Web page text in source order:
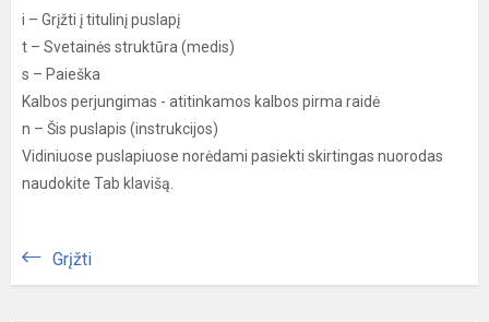
i – Grįžti į titulinį puslapį
t – Svetainės struktūra (medis)
s – Paieška
Kalbos perjungimas - atitinkamos kalbos pirma raidė
n – Šis puslapis (instrukcijos)
Vidiniuose puslapiuose norėdami pasiekti skirtingas nuorodas
naudokite Tab klavišą.
Grįžti